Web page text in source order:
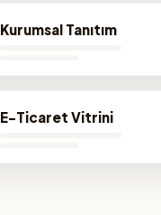
Kurumsal Tanıtım
E-Ticaret Vitrini